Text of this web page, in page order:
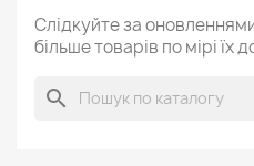
Слідкуйте за
більше товарів по мірі їх
search